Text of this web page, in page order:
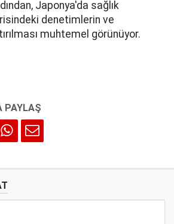
Japonya'da sağlık
denetimlerin ve
muhtemel görünüyor.